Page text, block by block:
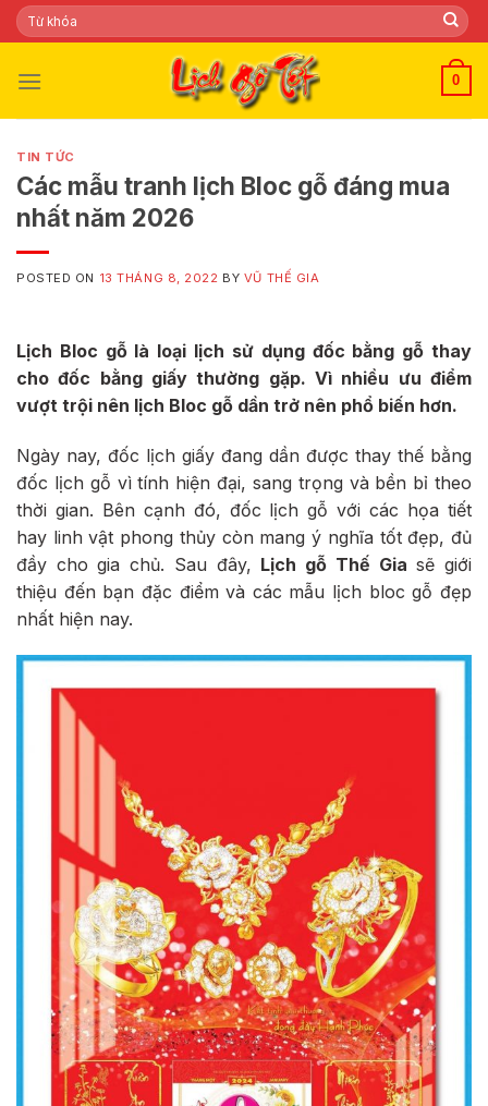
Skip
to
Tìm
kiếm:
0
TIN TỨC
Các mẫu tranh lịch Bloc gỗ đáng mua
nhất năm 2026
POSTED ON 13 THÁNG 8, 2022 BY VŨ THẾ GIA
Lịch Bloc gỗ là loại lịch sử dụng đốc bằng gỗ thay
cho đốc bằng giấy thường gặp. Vì nhiều ưu điểm
vượt trội nên lịch Bloc gỗ dần trở nên phổ biến hơn.
Ngày nay, đốc lịch giấy đang dần được thay thế bằng
đốc lịch gỗ vì tính hiện đại, sang trọng và bền bỉ theo
thời gian. Bên cạnh đó, đốc lịch gỗ với các họa tiết
hay linh vật phong thủy còn mang ý nghĩa tốt đẹp, đủ
đầy cho gia chủ. Sau đây, Lịch gỗ Thế Gia sẽ giới
thiệu đến bạn đặc điểm và các mẫu lịch bloc gỗ đẹp
nhất hiện nay.